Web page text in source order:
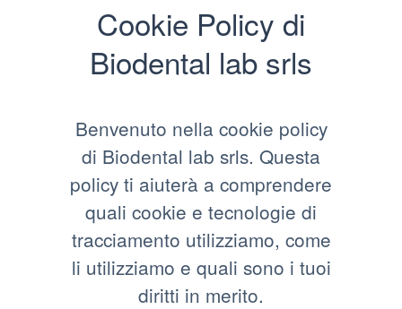
Cookie Policy di
Biodental lab srls
Benvenuto nella cookie policy
di Biodental lab srls. Questa
policy ti aiuterà a comprendere
quali cookie e tecnologie di
tracciamento utilizziamo, come
li utilizziamo e quali sono i tuoi
diritti in merito.